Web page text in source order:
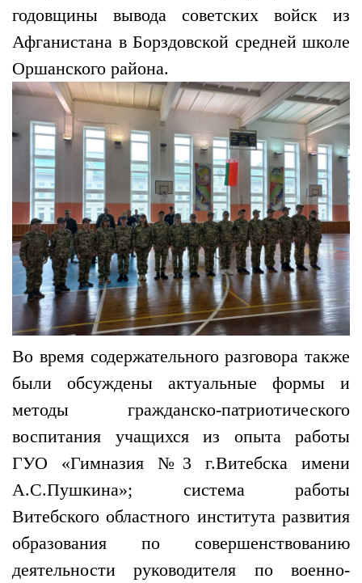
годовщины вывода советских войск из
Афганистана в Борздовской средней школе
Оршанского района.
Во время содержательного разговора также
были обсуждены актуальные формы и
методы гражданско-патриотического
воспитания учащихся из опыта работы
ГУО «Гимназия №3 г.Витебска имени
А.С.Пушкина»; система работы
Витебского областного института развития
образования по совершенствованию
деятельности руководителя по военно-